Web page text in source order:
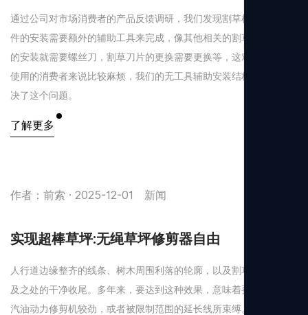
通过公司对市场消费者的产品反馈调研，我们发现割草机的一些部
件的安装需要额外的辅助工具来完成，像其他相关的割草机防护罩
的安装就需要螺丝刀，割草刀片的更换需要更换等，这对马上开箱
使用的消费者来说比较麻烦，我们的无工具辅助安装结构很好的解
决了这个问题。
了解更多
作者：前索 · 2025-12-01 新闻
实现超棒草坪:无绳草坪修剪器自由
人行道边缘整齐的线条、树木周围利落的轮廓，以及割草机无法触
及之处的干净收尾。多年来，要达到这种效果，意味着要与沉重的
汽油动力修剪机较劲，或者被限制范围的延长线所束缚。如今，这